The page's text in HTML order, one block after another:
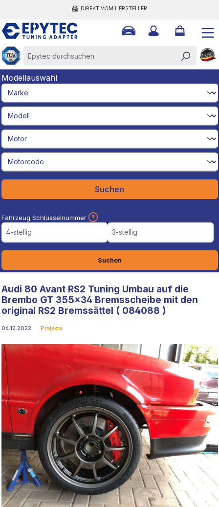
DIREKT VOM HERSTELLER
Modellauswahl
brandId
modelId
engineId
engineCodeId
Suchen
Fahrzeug Schlüsselnummer
4-stellig
3-stellig
Suchen
Audi 80 Avant RS2 Tuning Umbau auf die
Brembo GT 355x34 Bremsscheibe mit den
original RS2 Bremssättel ( 084088 )
06.12.2022 Projekte